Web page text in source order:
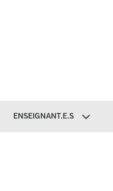
ENSEIGNANT.E.S